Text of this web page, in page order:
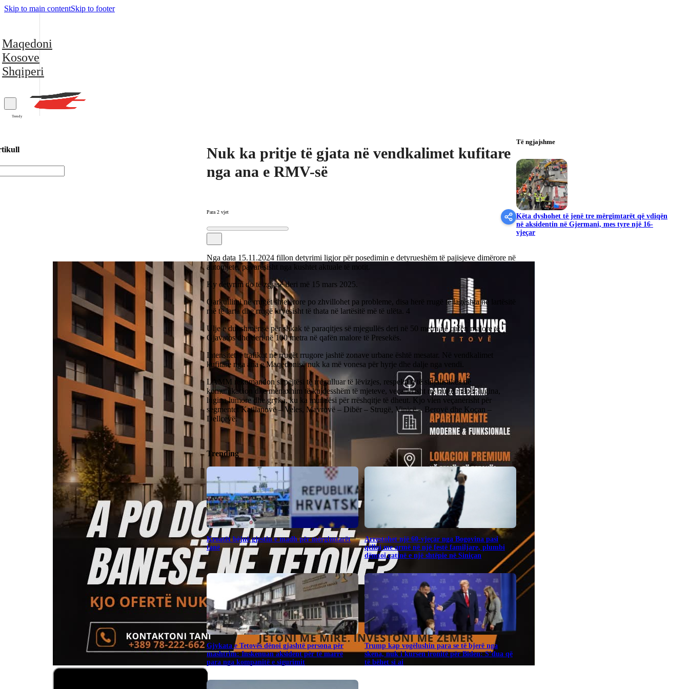
Skip to main contentSkip to footer
Maqedoni
Kosove
Shqiperi
Trendy
Nuk ka pritje të gjata në vendkalimet kufitare
nga ana e RMV-së
Para 2 vjet
Nga data 15.11.2024 fillon detyrimi ligjor për posedimin e detyrueshëm të pajisjeve dimërore në
automjete, pavarësisht nga kushtet aktuale të motit.
Ky detyrim do të zgjasë deri më 15 mars 2025.
Qarkullimi në rrugët shtetërore po zhvillohet pa probleme, disa herë rrugë të lagështa në lartësitë
më të larta dhe rrugë kryesisht të thata në lartësitë më të ulëta. 4
Ulje e dukshmërisë për shkak të paraqitjes së mjegullës deri në 50 metra në qafën malore të
Gjavatos dhe deri në 100 metra në qafën malore të Presekës.
Intensiteti i trafikut në rrugët rrugore jashtë zonave urbane është mesatar. Në vendkalimet
kufitare nga ana e Maqedonisë nuk ka më vonesa për hyrje dhe dalje nga vendi.
LAMM rekomandon shpejtësi të rregulluar të lëvizjes, respektim të sinjalistikës në
komunikacion dhe menaxhim të kujdesshëm të mjeteve, veçanërisht në rrugët nëpër lugina,
lugina lumore dhe gryka, ku ka mundësi për rrëshqitje të dheut. Kjo vlen veçanërisht për
segmentet Katllanovë – Veles, Mavrovë – Dibër – Strugë, Vinicë – Berovë dhe Koçan –
Dellçevë.
Trending
Kroatët bëjnë gjestin e madh për mërgimtarët
tanë
Arrestohet një 60-vjeçar nga Bogovina pasi
qëlloi me armë në një festë familjare, plumbi
dëmtoi çatinë e një shtëpie në Siniçan
Gjykata e Tetovës dënoi gjashtë persona për
mashtrim: Inskenuan aksident për të marrë
para nga kompanitë e sigurimit
Trump kap vogëlushin para se të bjerë nga
skena, nuk i kursen ironitë për Biden: S’dua që
të bëhet si ai
Të ngjajshme
Këta dyshohet të jenë tre mërgimtarët që vdiqën
në aksidentin në Gjermani, mes tyre një 16-
vjeçar